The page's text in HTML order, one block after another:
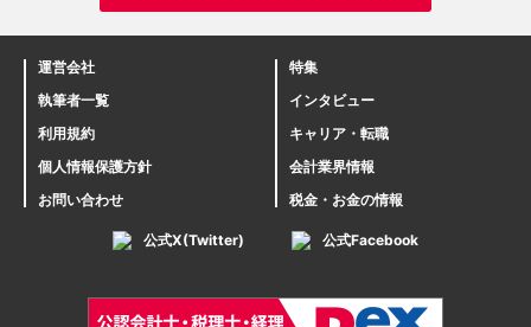
運営会社
執筆者一覧
利用規約
個人情報保護方針
お問い合わせ
特集
インタビュー
キャリア・転職
会計業界情報
税金・お金の情報
公式X(Twitter) 公式Facebook